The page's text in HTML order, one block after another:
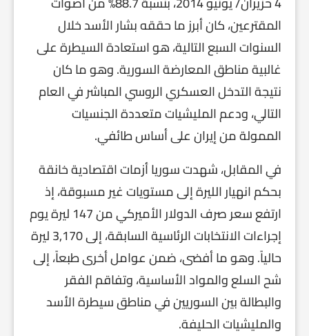
المقترعين، كان أبرز ما حققه بشار الأسد خلال
السنوات السبع التالية، هو استعادة السيطرة على
غالبية مناطق المعارضة السورية. وهو ما كان
نتيجة التدخل العسكري الروسي المباشر في العام
التالي، ودعم المليشيات متعددة الجنسيات
الممولة من إيران على أساس طائفي.
في المقابل، شهدت سوريا أزمات اقتصادية خانقة
بحكم انهيار الليرة إلى مستويات غير مسبوقة، إذ
ارتفع سعر صرف الدولار الأميركي من 147 ليرة يوم
إجراءات الانتخابات الرئاسية السابقة، إلى 3,170 ليرة
حالياً. وهو ما أفضى، ضمن عوامل أخرى طبعاً، إلى
شح السلع والمواد الأساسية، وتفاقم الفقر
والبطالة بين السوريين في مناطق سيطرة الأسد
والمليشيات الحليفة.